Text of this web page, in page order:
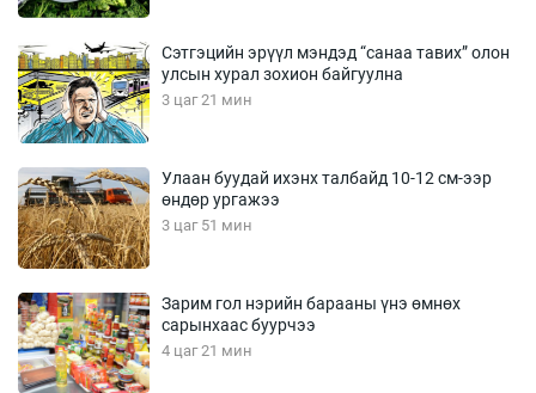
Сэтгэцийн эрүүл мэндэд “санаа тавих” олон
улсын хурал зохион байгуулна
3 цаг 21 мин
Улаан буудай ихэнх талбайд 10-12 см-ээр
өндөр ургажээ
3 цаг 51 мин
Зарим гол нэрийн барааны үнэ өмнөх
сарынхаас буурчээ
4 цаг 21 мин